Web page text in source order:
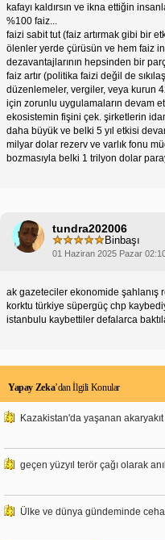
kafayı kaldırsın ve ikna ettiğin
%100 faiz...
faizi sabit tut (faiz artırmak gibi bir
ölenler yerde çürüsün ve hem faiz
dezavantajlarının hepsinden bir
faiz artır (politika faizi değil de
düzenlemeler, vergiler, veya kurun
için zorunlu uygulamaların devam
ekosistemin fişini çek. şirketlerin
daha büyük ve belki 5 yıl etkisi
milyar dolar rezerv ve varlık fonu
bozmasıyla belki 1 trilyon dolar
tundra202006
Binbaşı
01 Haziran 2025 Pazar
ak gazeteciler ekonomide şahlanış
korktu türkiye süpergüç chp
istanbulu kaybettiler defalarca
Yapay Zeka’dan İlgili Konular
Kazakistan'da yaşanan
geçen yüzyıl terör çağı olarak
Ülke ve dünya gündeminde